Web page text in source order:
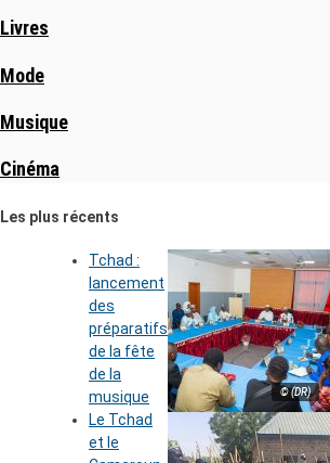
Livres
Mode
Musique
Cinéma
Les plus récents
© (DR)
Tchad :
lancement
des
préparatifs
de la fête
de la
musique
Le Tchad
et le